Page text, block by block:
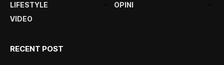
LIFESTYLE
OPINI
VIDEO
RECENT POST